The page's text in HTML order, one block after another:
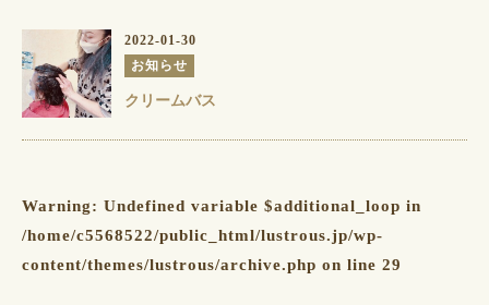
2022-01-30
お知らせ
︎クリームバス︎
Warning: Undefined variable $additional_loop in
/home/c5568522/public_html/lustrous.jp/wp-
content/themes/lustrous/archive.php on line 29